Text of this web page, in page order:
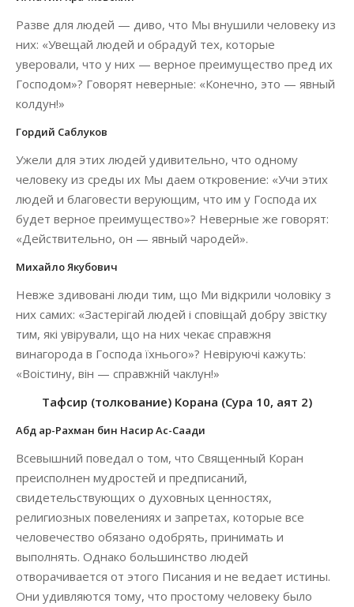
Разве для людей — диво, что Мы внушили человеку из
них: «Увещай людей и обрадуй тех, которые
уверовали, что у них — верное преимущество пред их
Господом»? Говорят неверные: «Конечно, это — явный
колдун!»
Гордий Саблуков
Ужели для этих людей удивительно, что одному
человеку из среды их Мы даем откровение: «Учи этих
людей и благовести верующим, что им у Господа их
будет верное преимущество»? Неверные же говорят:
«Действительно, он — явный чародей».
Михайло Якубович
Невже здивовані люди тим, що Ми відкрили чоловіку з
них самих: «Застерігай людей і сповіщай добру звістку
тим, які увірували, що на них чекає справжня
винагорода в Господа їхнього»? Невіруючі кажуть:
«Воістину, він — справжній чаклун!»
Тафсир (толкование) Корана (Сура 10, аят 2)
Абд ар-Рахман бин Насир Ас-Саади
Всевышний поведал о том, что Священный Коран
преисполнен мудростей и предписаний,
свидетельствующих о духовных ценностях,
религиозных повелениях и запретах, которые все
человечество обязано одобрять, принимать и
выполнять. Однако большинство людей
отворачивается от этого Писания и не ведает истины.
Они удивляются тому, что простому человеку было